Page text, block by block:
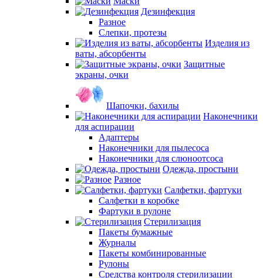
Дезинфекция
Разное
Слепки, протезы
Изделия из
ваты, абсорбенты
Защитные
экраны, очки
Шапочки, бахилы
Наконечники
для аспирации
Адаптеры
Наконечники для пылесоса
Наконечники для слюноотсоса
Одежда, простыни
Разное
Салфетки, фартуки
Салфетки в коробке
Фартуки в рулоне
Стерилизация
Пакеты бумажные
Журналы
Пакеты комбинированные
Рулоны
Средства контроля стерилизации